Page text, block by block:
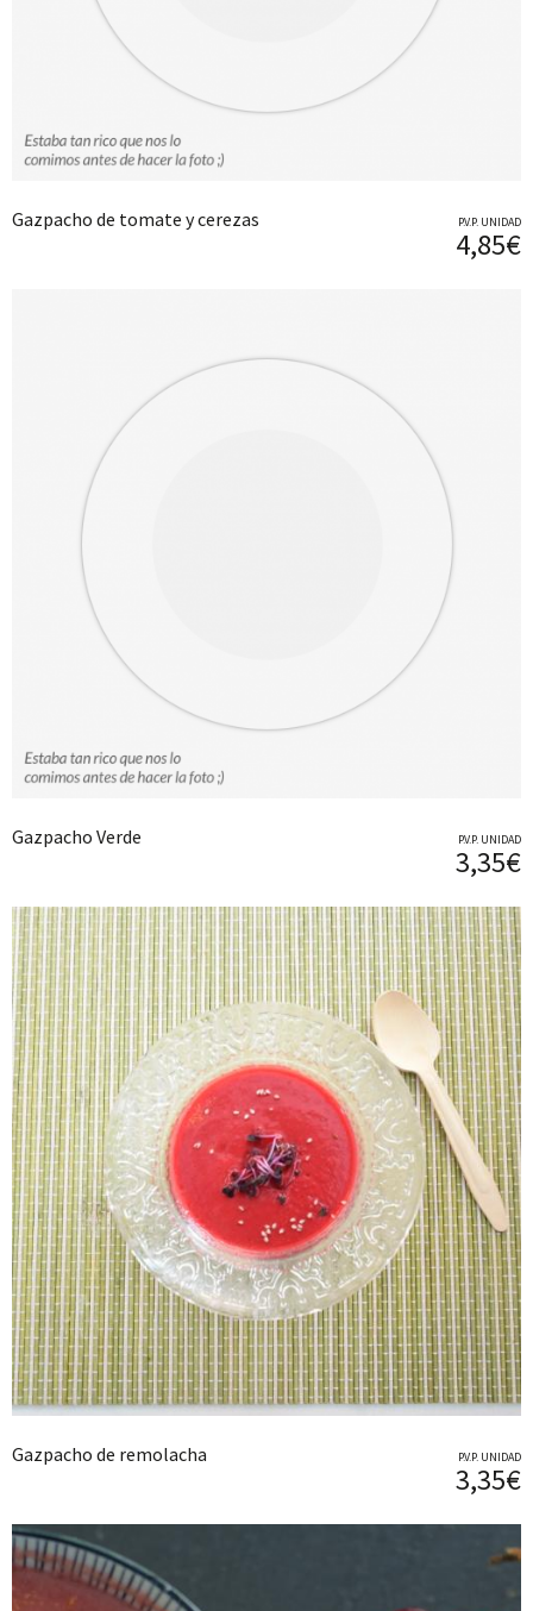
Gazpacho de tomate y cerezas P.V.P. UNIDAD
4,85€
Gazpacho Verde P.V.P. UNIDAD
3,35€
Gazpacho de remolacha P.V.P. UNIDAD
3,35€